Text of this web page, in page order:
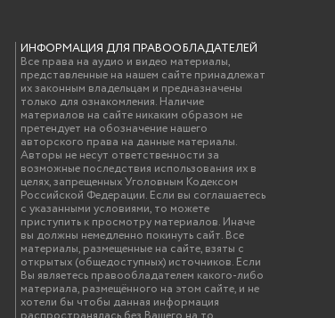
ИНФОРМАЦИЯ ДЛЯ ПРАВООБЛАДАТЕЛЕЙ
Все права на аудио и видео материалы,
представленные на нашем сайте принадлежат
их законным владельцам и предназначены
только для ознакомления. Наличие
материалов на сайте никаким образом не
претендует на обозначение нашего
авторского права на данные материалы.
Авторы не несут ответственности за
возможные последствия использования их в
целях, запрещенных Уголовным Кодексом
Российской Федерации. Если вы соглашаетесь
с указанными условиями, то можете
приступить к просмотру материалов. Иначе
вы должны немедленно покинуть сайт. Все
материалы, размещенные на сайте, взяты с
открытых (общедоступных) источников. Если
Вы являетесь правообладателем какого-либо
материала, размещённого на этом сайте, и не
хотели бы чтобы данная информация